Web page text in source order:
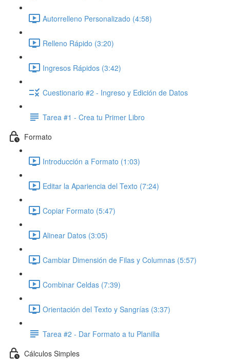
Autorrelleno Personalizado (4:58)
Relleno Rápido (3:20)
Ingresos Rápidos (3:42)
Cuestionario #2 - Ingreso y Edición de Datos
Tarea #1 - Crea tu Primer Libro
Formato
Introducción a Formato (1:03)
Editar la Apariencia del Texto (7:24)
Copiar Formato (5:47)
Alinear Datos (3:05)
Cambiar Dimensión de Filas y Columnas (5:57)
Combinar Celdas (7:39)
Orientación del Texto y Sangrías (3:37)
Tarea #2 - Dar Formato a tu Planilla
Cálculos Simples